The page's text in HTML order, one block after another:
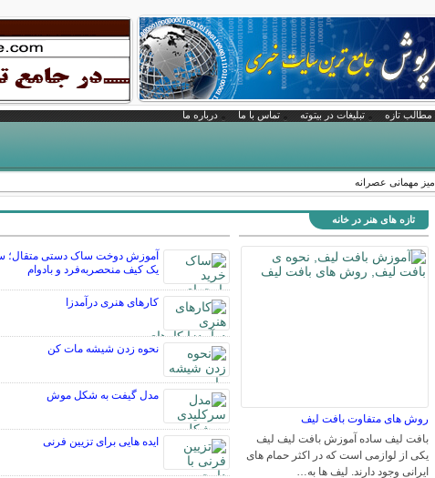
مطالب تازه تبلیغات در بیتوته تماس با ما درباره ما
میز مهمانی عصرانه
تازه های هنر در خانه
روش های متفاوت بافت لیف
بافت لیف ساده آموزش بافت لیف لیف
یکی از لوازمی است که در اکثر حمام های
ایرانی وجود دارند. لیف ها به…
آموزش دوخت ساک دستی متقال؛
یک کیف منحصربه‌فرد و بادوام
کارهای هنری درآمدزا
نحوه زدن شیشه مات کن
مدل گیفت به شکل موش
ایده هایی برای تزیین فرنی